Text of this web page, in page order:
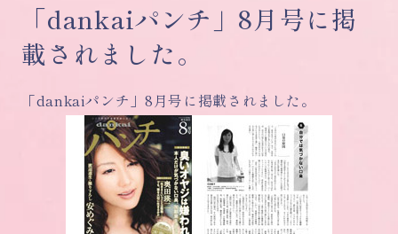
「dankaiパンチ」8月号に掲
載されました。
「dankaiパンチ」8月号に掲載されました。